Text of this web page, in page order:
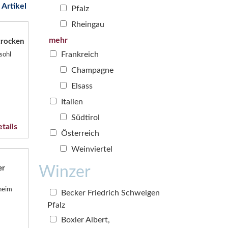
Artikel
Pfalz
Rheingau
mehr
Frankreich
Champagne
Elsass
Italien
Südtirol
Österreich
Weinviertel
Winzer
Becker Friedrich Schweigen
Pfalz
Boxler Albert,